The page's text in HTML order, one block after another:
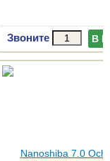
Звоните В